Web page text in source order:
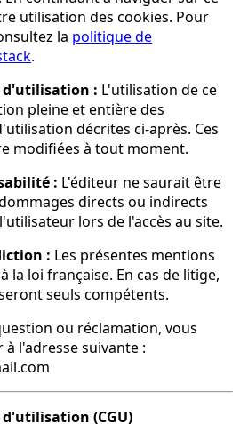
utilisation des cookies. Pour
la politique de
.
d'utilisation : L'utilisation de ce
pleine et entière des
décrites ci-après. Ces
modifiées à tout moment.
: L'éditeur ne saurait être
directs ou indirects
lors de l'accès au site.
: Les présentes mentions
la loi française. En cas de litige,
seuls compétents.
ou réclamation, vous
l'adresse suivante :
(CGU)